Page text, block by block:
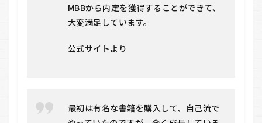
MBBから内定を獲得することができて、
大変満足しています。
公式サイトより
最初は有名な書籍を購入して、自己流で